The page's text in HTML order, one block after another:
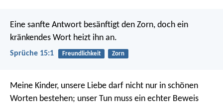
Eine sanfte Antwort besänftigt den Zorn, doch ein
kränkendes Wort heizt ihn an.
Sprüche 15:1 Freundlichkeit Zorn
Meine Kinder, unsere Liebe darf nicht nur in schönen
Worten bestehen; unser Tun muss ein echter Beweis